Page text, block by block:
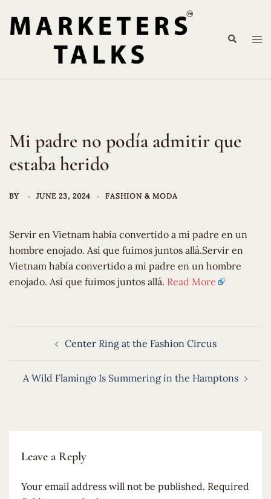
content
Search
Mi padre no podía admitir que
estaba herido
BY JUNE 23, 2024 FASHION & MODA
Servir en Vietnam había convertido a mi padre en un
hombre enojado. Así que fuimos juntos allá.Servir en
Vietnam había convertido a mi padre en un hombre
enojado. Así que fuimos juntos allá. Read More
navigationCenter Ring at the Fashion Circus
A Wild Flamingo Is Summering in the Hamptons
Leave a Reply
Your email address will not be published. Required